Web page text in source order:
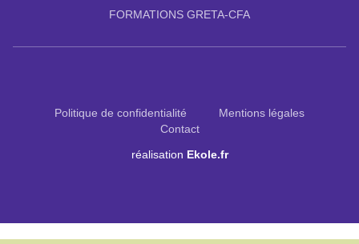
FORMATIONS GRETA-CFA
Politique de confidentialité
Mentions légales
Contact
réalisation Ekole.fr